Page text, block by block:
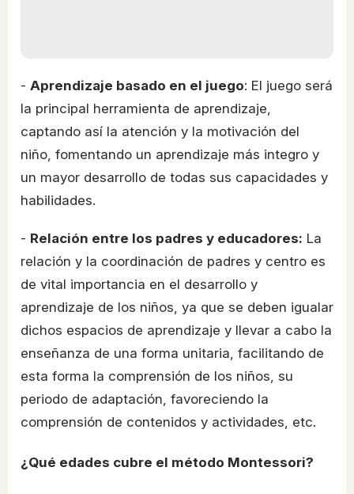
- Aprendizaje basado en el juego: El juego será
la principal herramienta de aprendizaje,
captando así la atención y la motivación del
niño, fomentando un aprendizaje más integro y
un mayor desarrollo de todas sus capacidades y
habilidades.
- Relación entre los padres y educadores: La
relación y la coordinación de padres y centro es
de vital importancia en el desarrollo y
aprendizaje de los niños, ya que se deben igualar
dichos espacios de aprendizaje y llevar a cabo la
enseñanza de una forma unitaria, facilitando de
esta forma la comprensión de los niños, su
periodo de adaptación, favoreciendo la
comprensión de contenidos y actividades, etc.
¿Qué edades cubre el método Montessori?